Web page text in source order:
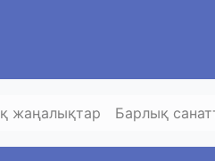
жаңалықтар Барлық